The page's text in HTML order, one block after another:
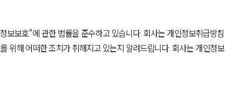
보호"에 관한 법률을 준수하고 있습니다. 회사는 개인정보취급방침
위해 어떠한 조치가 취해지고 있는지 알려드립니다. 회사는 개인정보